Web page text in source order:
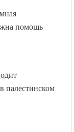
помощь
палестинском